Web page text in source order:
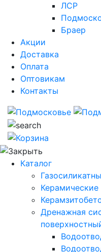
ЛСР
Браер
Акции
Доставка
Оплата
Оптовикам
Контакты
Каталог
Керамические
Дренажная